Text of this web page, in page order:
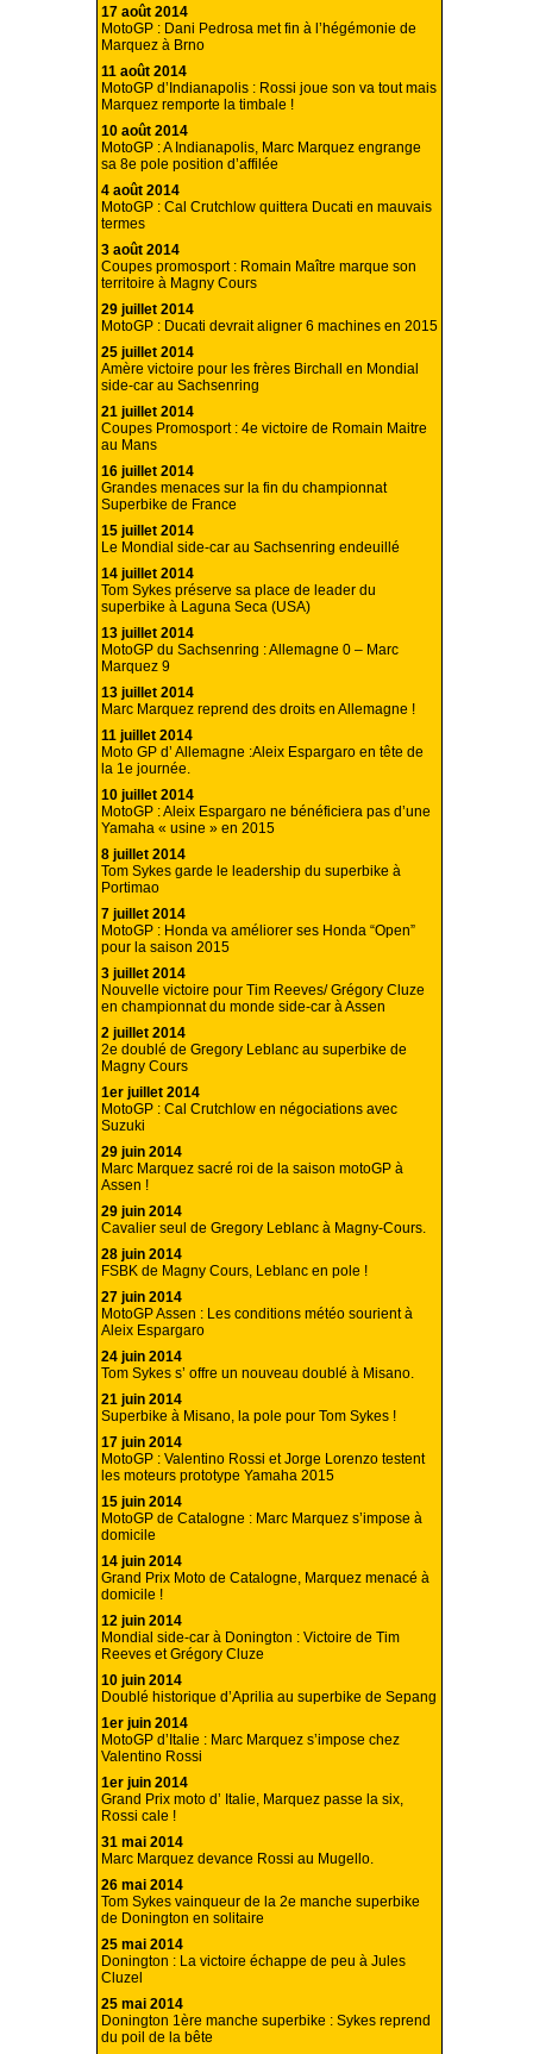
17 août 2014
MotoGP : Dani Pedrosa met fin à l’hégémonie de
Marquez à Brno
11 août 2014
MotoGP d’Indianapolis : Rossi joue son va tout mais
Marquez remporte la timbale !
10 août 2014
MotoGP : A Indianapolis, Marc Marquez engrange
sa 8e pole position d’affilée
4 août 2014
MotoGP : Cal Crutchlow quittera Ducati en mauvais
termes
3 août 2014
Coupes promosport : Romain Maître marque son
territoire à Magny Cours
29 juillet 2014
MotoGP : Ducati devrait aligner 6 machines en 2015
25 juillet 2014
Amère victoire pour les frères Birchall en Mondial
side-car au Sachsenring
21 juillet 2014
Coupes Promosport : 4e victoire de Romain Maitre
au Mans
16 juillet 2014
Grandes menaces sur la fin du championnat
Superbike de France
15 juillet 2014
Le Mondial side-car au Sachsenring endeuillé
14 juillet 2014
Tom Sykes préserve sa place de leader du
superbike à Laguna Seca (USA)
13 juillet 2014
MotoGP du Sachsenring : Allemagne 0 – Marc
Marquez 9
13 juillet 2014
Marc Marquez reprend des droits en Allemagne !
11 juillet 2014
Moto GP d’ Allemagne :Aleix Espargaro en tête de
la 1e journée.
10 juillet 2014
MotoGP : Aleix Espargaro ne bénéficiera pas d’une
Yamaha « usine » en 2015
8 juillet 2014
Tom Sykes garde le leadership du superbike à
Portimao
7 juillet 2014
MotoGP : Honda va améliorer ses Honda “Open”
pour la saison 2015
3 juillet 2014
Nouvelle victoire pour Tim Reeves/ Grégory Cluze
en championnat du monde side-car à Assen
2 juillet 2014
2e doublé de Gregory Leblanc au superbike de
Magny Cours
1er juillet 2014
MotoGP : Cal Crutchlow en négociations avec
Suzuki
29 juin 2014
Marc Marquez sacré roi de la saison motoGP à
Assen !
29 juin 2014
Cavalier seul de Gregory Leblanc à Magny-Cours.
28 juin 2014
FSBK de Magny Cours, Leblanc en pole !
27 juin 2014
MotoGP Assen : Les conditions météo sourient à
Aleix Espargaro
24 juin 2014
Tom Sykes s’ offre un nouveau doublé à Misano.
21 juin 2014
Superbike à Misano, la pole pour Tom Sykes !
17 juin 2014
MotoGP : Valentino Rossi et Jorge Lorenzo testent
les moteurs prototype Yamaha 2015
15 juin 2014
MotoGP de Catalogne : Marc Marquez s’impose à
domicile
14 juin 2014
Grand Prix Moto de Catalogne, Marquez menacé à
domicile !
12 juin 2014
Mondial side-car à Donington : Victoire de Tim
Reeves et Grégory Cluze
10 juin 2014
Doublé historique d’Aprilia au superbike de Sepang
1er juin 2014
MotoGP d’Italie : Marc Marquez s’impose chez
Valentino Rossi
1er juin 2014
Grand Prix moto d’ Italie, Marquez passe la six,
Rossi cale !
31 mai 2014
Marc Marquez devance Rossi au Mugello.
26 mai 2014
Tom Sykes vainqueur de la 2e manche superbike
de Donington en solitaire
25 mai 2014
Donington : La victoire échappe de peu à Jules
Cluzel
25 mai 2014
Donington 1ère manche superbike : Sykes reprend
du poil de la bête